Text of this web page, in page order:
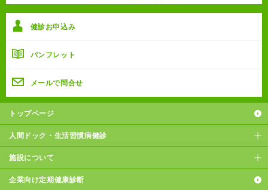
健診お申込み
パンフレット
メールで問合せ
トップページ
人間ドック・生活習慣病健診
施設について
企業向け定期健康診断